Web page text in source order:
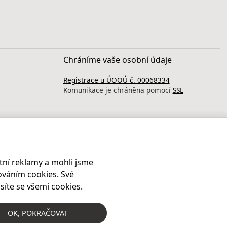
Chráníme vaše osobní údaje
Registrace u ÚOOÚ č. 00068334
Komunikace je chráněna pomocí SSL
reklamy a mohli jsme
cookies. Své
se všemi cookies.
OK, POKRAČOVAT